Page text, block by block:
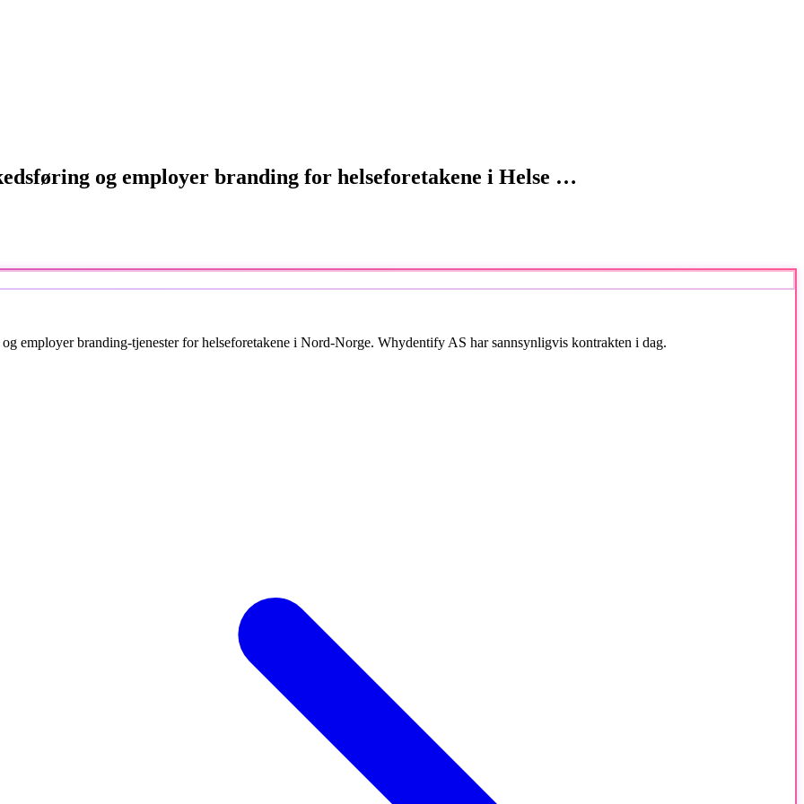
og employer branding for helseforetakene i Helse …
employer branding-tjenester for helseforetakene i Nord-Norge. Whydentify AS har sannsynligvis kontrakten i dag.